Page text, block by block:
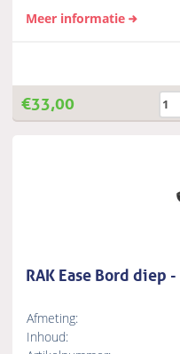
Meer informatie
€33,00
RAK Ease Bord
Afmeting:
Inhoud: